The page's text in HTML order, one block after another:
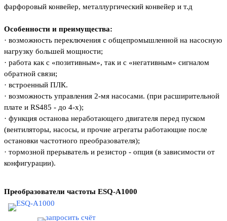
фарфоровый конвейер, металлургический конвейер и т.д
Особенности и преимущества:
· возможность переключения с общепромышленной на насосную
нагрузку большей мощности;
· работа как с «позитивным», так и с «негативным» сигналом
обратной связи;
· встроенный ПЛК.
· возможность управления 2-мя насосами. (при расширительной
плате и RS485 - до 4-х);
· функция останова неработающего двигателя перед пуском
(вентиляторы, насосы, и прочие агрегаты работающие после
остановки частотного преобразователя);
· тормозной прерыватель и резистор - опция (в зависимости от
конфигурации).
Преобразователи частоты ESQ-А1000